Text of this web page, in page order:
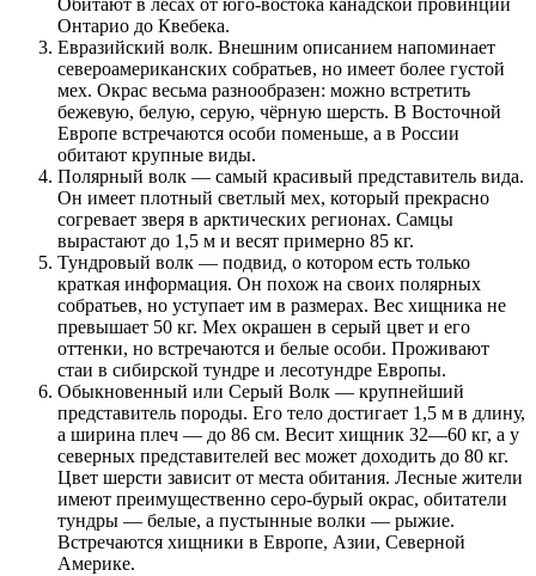
Обитают в лесах от юго-востока канадской провинции
Онтарио до Квебека.
Евразийский волк. Внешним описанием напоминает
североамериканских собратьев, но имеет более густой
мех. Окрас весьма разнообразен: можно встретить
бежевую, белую, серую, чёрную шерсть. В Восточной
Европе встречаются особи поменьше, а в России
обитают крупные виды.
Полярный волк — самый красивый представитель вида.
Он имеет плотный светлый мех, который прекрасно
согревает зверя в арктических регионах. Самцы
вырастают до 1,5 м и весят примерно 85 кг.
Тундровый волк — подвид, о котором есть только
краткая информация. Он похож на своих полярных
собратьев, но уступает им в размерах. Вес хищника не
превышает 50 кг. Мех окрашен в серый цвет и его
оттенки, но встречаются и белые особи. Проживают
стаи в сибирской тундре и лесотундре Европы.
Обыкновенный или Серый Волк — крупнейший
представитель породы. Его тело достигает 1,5 м в длину,
а ширина плеч — до 86 см. Весит хищник 32—60 кг, а у
северных представителей вес может доходить до 80 кг.
Цвет шерсти зависит от места обитания. Лесные жители
имеют преимущественно серо-бурый окрас, обитатели
тундры — белые, а пустынные волки — рыжие.
Встречаются хищники в Европе, Азии, Северной
Америке.